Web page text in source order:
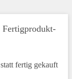
Fertigprodukt-
fertig gekauft